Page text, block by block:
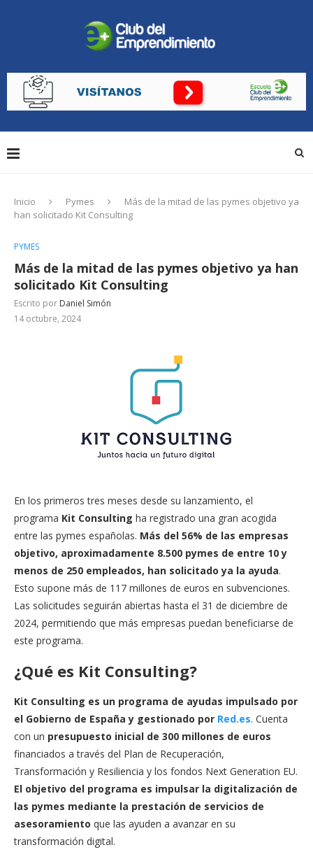
Inicio Pymes
Más de la mitad de las pymes objetivo ya
han solicitado Kit Consulting
PYMES
Más de la mitad de las pymes objetivo ya han
solicitado Kit Consulting
Escrito por Daniel Simón
14 octubre, 2024
En los primeros tres meses desde su lanzamiento, el
programa Kit Consulting ha registrado una gran acogida
entre las pymes españolas. Más del 56% de las empresas
objetivo, aproximadamente 8.500 pymes de entre 10 y
menos de 250 empleados, han solicitado ya la ayuda.
Esto supone más de 117 millones de euros en subvenciones.
Las solicitudes seguirán abiertas hasta el 31 de diciembre de
2024, permitiendo que más empresas puedan beneficiarse de
este programa.
¿Qué es Kit Consulting?
Kit Consulting es un programa de ayudas impulsado por
el Gobierno de España y gestionado por Red.es. Cuenta
con un presupuesto inicial de 300 millones de euros
financiados a través del Plan de Recuperación,
Transformación y Resiliencia y los fondos Next Generation EU.
El objetivo del programa es impulsar la digitalización de
las pymes mediante la prestación de servicios de
asesoramiento que las ayuden a avanzar en su
transformación digital.